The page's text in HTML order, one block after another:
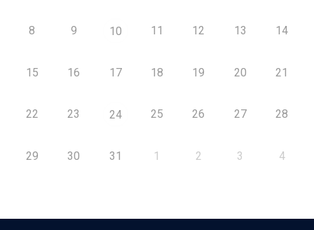
8 9 10 11 12 13 14
15 16 17 18 19 20 21
22 23 24 25 26 27 28
29 30 31 1 2 3 4